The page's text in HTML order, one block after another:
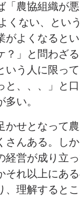
「農協組織が
くない、とい
がよくなると
？」と問わざ
いう人に限っ
と、、、」と
多い。
かせとなって
さんある。し
経営が成り立
それ以上にあ
、理解すると